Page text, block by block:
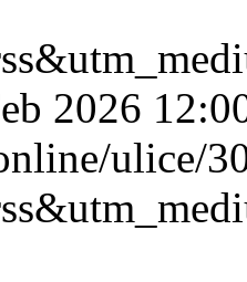
2026
ulice/